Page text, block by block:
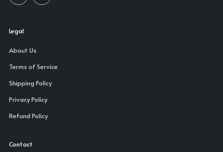
Legal
About Us
Terms of Service
Shipping Policy
Privacy Policy
Refund Policy
Contact